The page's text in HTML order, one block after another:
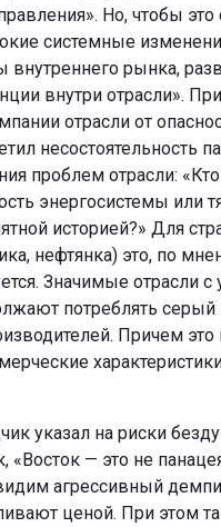
Но, чтобы
системные
рынка,
внутри отрасли».
отрасли от
несостоятельность
проблем отрасли:
энергосистемы или
историей?» Для
нефтянка) это, по
Значимые отрасли
потреблять
Причем
указал на риски
«Восток — это не
агрессивный
ценой. При этом